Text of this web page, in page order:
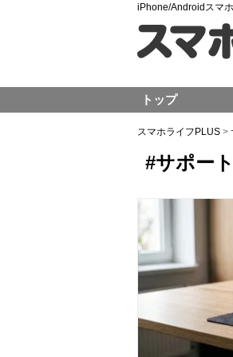
iPhone/Androidスマ
スマホライフPLUS >
#サポー
トップ